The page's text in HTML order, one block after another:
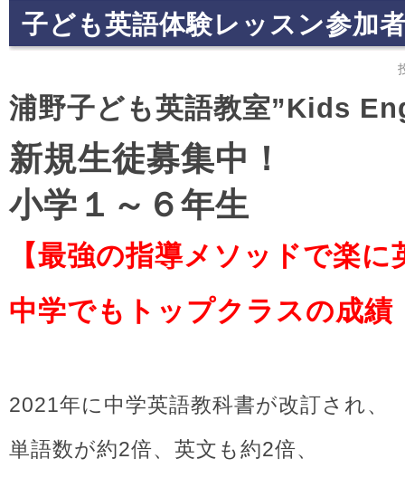
子ども英語体験レッスン参加
浦野子ども英語教室”Kids
新規生徒募集中！
小学１～６年生
【最強の指導メソッドで楽
中学でもトップクラスの成績
2021年に中学英語教科書が改訂され、
単語数が約2倍、英文も約2倍、